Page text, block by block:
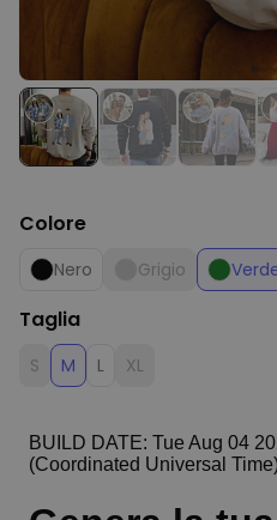
Personalizzabile
Telo Mare
Stile Fumetto
34,99 €
Colore
Nero Grigio
Taglia
S M L XL